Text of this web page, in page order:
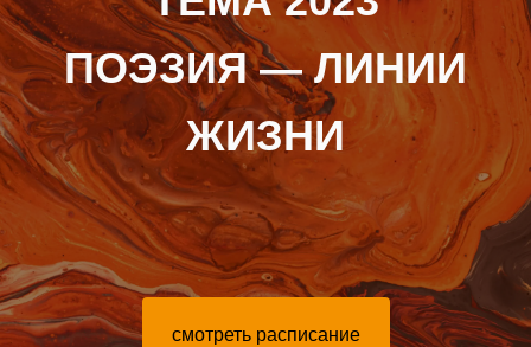
ПОЭЗИЯ — ЛИНИИ
ЖИЗНИ
смотреть расписание